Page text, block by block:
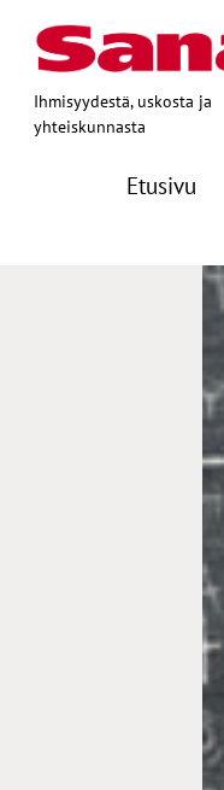
Ihmisyydestä, uskosta ja
yhteiskunnasta
Etusivu